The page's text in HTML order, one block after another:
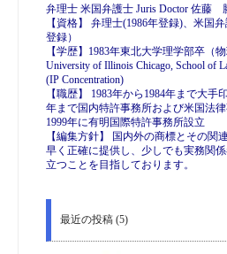
弁理士 米国弁護士 Juris Doctor 佐藤
【資格】 弁理士(1986年登録)、米国
登録）
【学歴】1983年東北大学理学部卒（
University of Illinois Chicago, School of
(IP Concentration)
【職歴】 1983年から1984年まで大手
年まで国内特許事務所および米国法律
1999年に有明国際特許事務所設立
【編集方針】 国内外の商標とその関
早く正確に提供し、少しでも実務関
立つことを目指しております。
最近の投稿 (5)